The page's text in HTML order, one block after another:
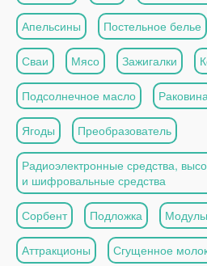
Апельсины Постельное белье
Сваи Мясо Зажигалки
Подсолнечное масло
Ягоды Преобразователь
Радиоэлектронные средства,
и шифровальные средства
Сорбент Подложка
Аттракционы Сгущенное